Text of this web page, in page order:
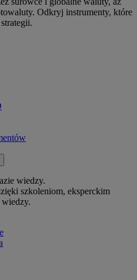
Odkryj instrumenty, które
wiedzy.
szkoleniom, eksperckim
wiedzy.